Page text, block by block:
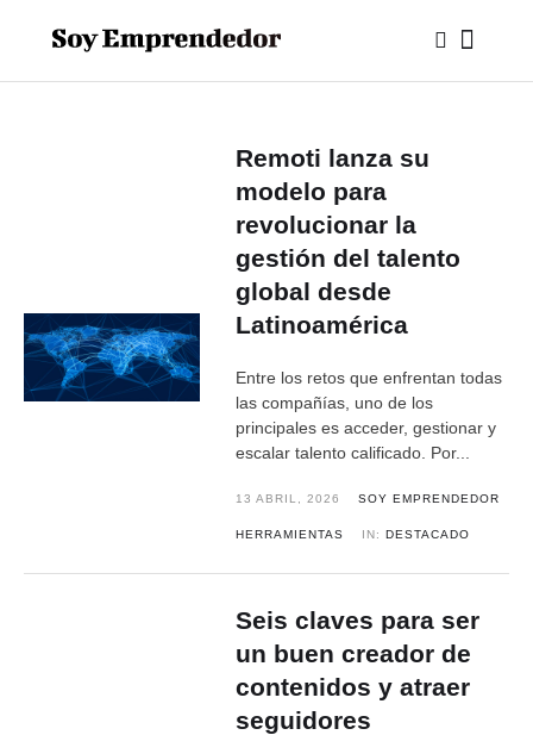
Remoti lanza su
modelo para
revolucionar la
gestión del talento
global desde
Latinoamérica
Entre los retos que enfrentan todas
las compañías, uno de los
principales es acceder, gestionar y
escalar talento calificado. Por...
13 ABRIL, 2026 SOY EMPRENDEDOR
HERRAMIENTAS IN:DESTACADO
Seis claves para ser
un buen creador de
contenidos y atraer
seguidores